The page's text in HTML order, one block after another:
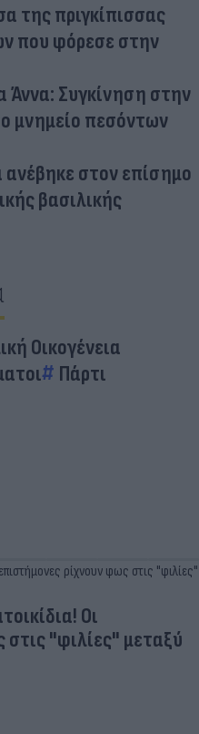
της πριγκίπισσας
που φόρεσε στην
Άννα: Συγκίνηση στην
μνημείο πεσόντων
στον επίσημο
βασιλικής
Οικογένεια
Πάρτι
Οι
"φιλίες" μεταξύ